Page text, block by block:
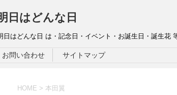
日はどんな日
日はどんな日 は・記念日・イベント・お誕生日・誕生花
お問い合わせ サイトマップ
HOME > 本田翼